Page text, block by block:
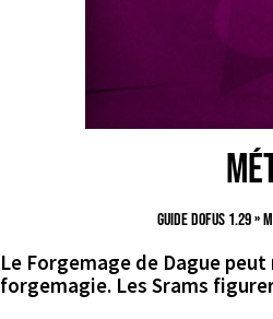
Guide Dofus 1.29»
Le Forgemage de Dague
forgemagie. Les Srams